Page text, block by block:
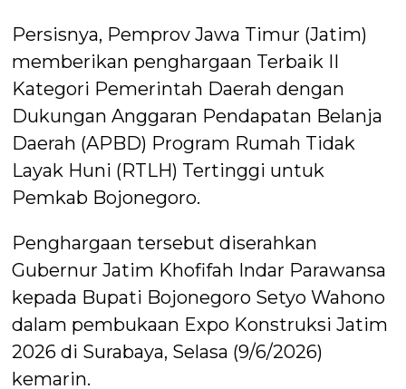
Persisnya, Pemprov Jawa Timur (Jatim)
memberikan penghargaan Terbaik II
Kategori Pemerintah Daerah dengan
Dukungan Anggaran Pendapatan Belanja
Daerah (APBD) Program Rumah Tidak
Layak Huni (RTLH) Tertinggi untuk
Pemkab Bojonegoro.
Penghargaan tersebut diserahkan
Gubernur Jatim Khofifah Indar Parawansa
kepada Bupati Bojonegoro Setyo Wahono
dalam pembukaan Expo Konstruksi Jatim
2026 di Surabaya, Selasa (9/6/2026)
kemarin.